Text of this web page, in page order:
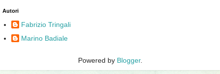
Autori
Fabrizio Tringali
Marino Badiale
Powered by Blogger.